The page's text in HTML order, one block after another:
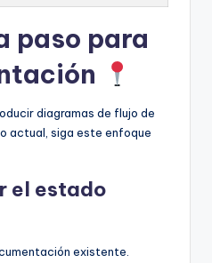
paso para
diagramas de flujo de
actual, siga este enfoque
el estado
existente.